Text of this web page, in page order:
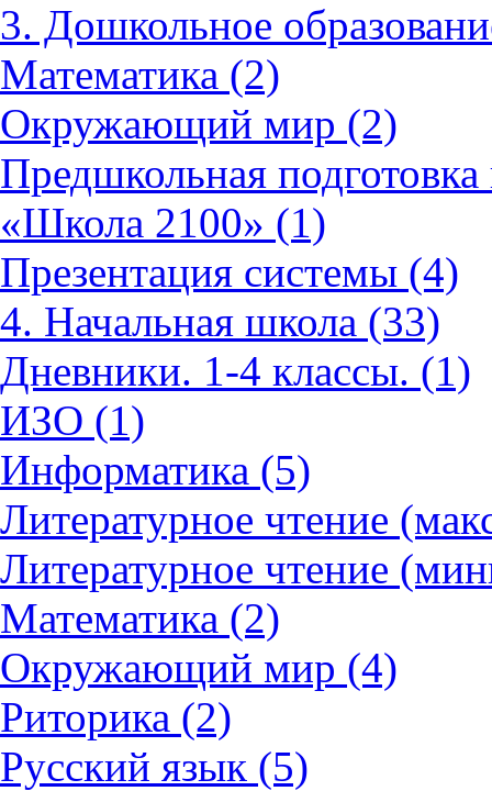
3. Дошкольное
Математика (2)
Окружающий мир (2)
Предшкольная
«Школа 2100» (1)
Презентация системы (4)
4. Начальная школа (33)
Дневники. 1-4 классы. (1)
ИЗО (1)
Информатика (5)
Литературное чтение
Литературное чтение
Математика (2)
Окружающий мир (4)
Риторика (2)
Русский язык (5)